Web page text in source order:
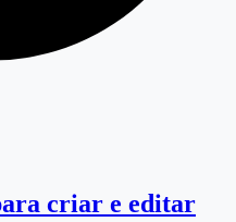
criar e editar